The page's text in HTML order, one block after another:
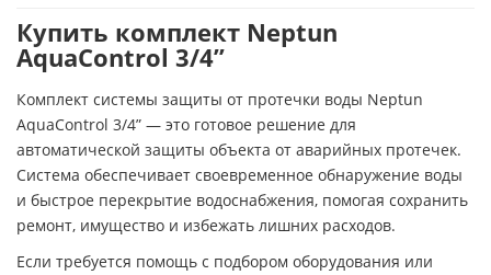
Купить комплект Neptun
AquaControl 3/4”
Комплект системы защиты от протечки воды Neptun
AquaControl 3/4” — это готовое решение для
автоматической защиты объекта от аварийных протечек.
Система обеспечивает своевременное обнаружение воды
и быстрое перекрытие водоснабжения, помогая сохранить
ремонт, имущество и избежать лишних расходов.
Если требуется помощь с подбором оборудования или